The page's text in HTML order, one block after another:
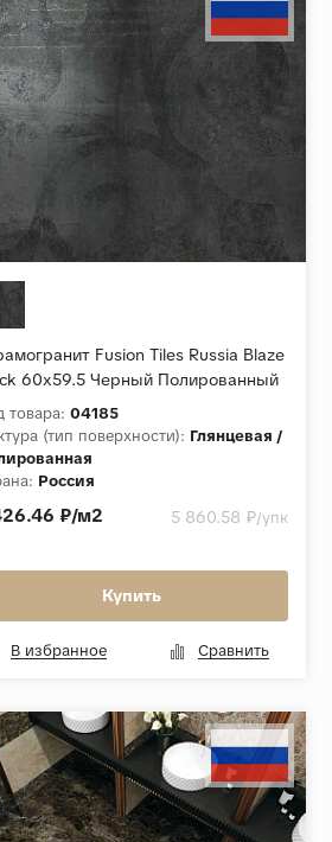
Fusion Tiles Russia Blaze
60x59.5 Черный Полированный
товара: 04185
(тип поверхности): Глянцевая /
Россия
Blaze
₽/м2 5 860.58 ₽/упк
Купить
В избранное Сравнить